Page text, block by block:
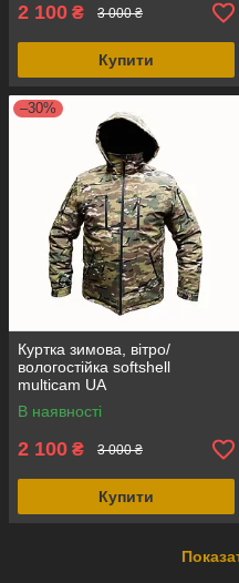
2 100 ₴ 3 000 ₴
Купити
–30%
Куртка зимова, вітро/
вологостійка softshell
multicam UA
В наявності
2 100 ₴ 3 000 ₴
Купити